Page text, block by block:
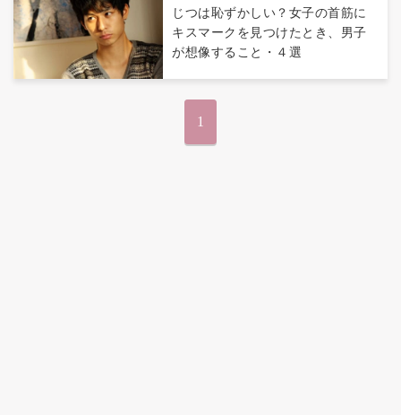
じつは恥ずかしい？女子の首筋に
キスマークを見つけたとき、男子
が想像すること・４選
1